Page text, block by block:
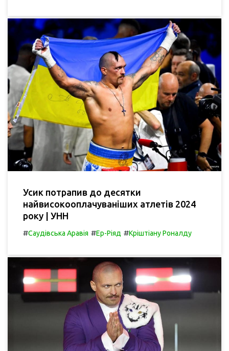
Усик потрапив до десятки
найвисокооплачуваніших атлетів 2024
року | УНН
#Саудівська Аравія #Ер-Ріяд #Кріштіану Роналду